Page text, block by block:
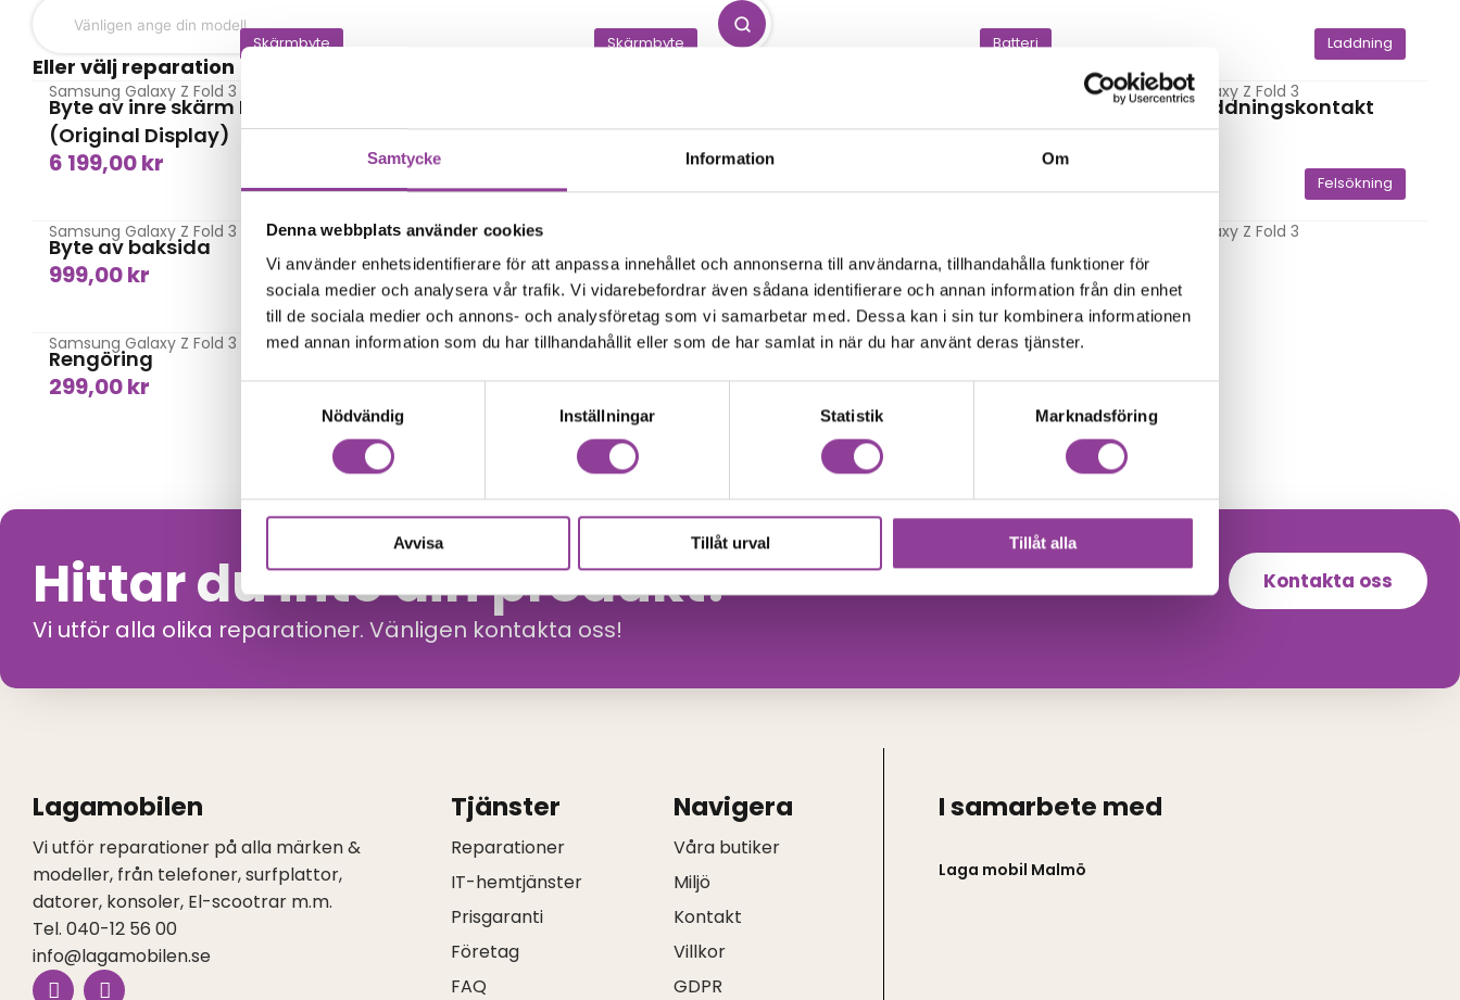
Samtycke Information Om
Denna webbplats använder cookies
Vi använder enhetsidentifierare för att anpassa innehållet och annonserna till användarna, tillhandahålla funktioner för
sociala medier och analysera vår trafik. Vi vidarebefordrar även sådana identifierare och annan information från din enhet
till de sociala medier och annons- och analysföretag som vi samarbetar med. Dessa kan i sin tur kombinera informationen
med annan information som du har tillhandahållit eller som de har samlat in när du har använt deras tjänster.
Nödvändig
Inställningar Statistik Marknadsföring
Avvisa Tillåt urval Tillåt alla
Eller välj reparation
Skärmbyte
Samsung Galaxy Z Fold 3
Byte av inre skärm Kvalité A
(Original Display)
6 199,00kr
Skärmbyte
(Original Display)
2 599,00
Batteri
1 299,00kr
Laddning
Samsung Galaxy Z Fold 3
Byte av laddningskontakt
999,00kr
Baksida
Samsung Galaxy Z Fold 3
Byte av baksida
999,00kr
Samsung Galaxy Z Fold 3
1 499,00kr 1 699,00kr
Felsökning
Samsung Galaxy Z Fold 3
299,00
Rengöring
Samsung Galaxy Z Fold 3
Rengöring
299,00kr
Vattenskada
Samsung Galaxy Z Fold 3
499,00kr
Data recovery
Samsung Galaxy Z Fold 3
799,00kr
Hittar du inte din produkt?
Vi utför alla olika reparationer. Vänligen kontakta oss!
Kontakta oss
Lagamobilen
Vi utför reparationer på alla märken &
modeller, från telefoner, surfplattor,
datorer, konsoler, El-scootrar m.m.
Tel. 040-12 56 00
info@lagamobilen.se
I F
Tjänster
Reparationer
IT-hemtjänster
Prisgaranti
Företag
FAQ
Navigera
Våra butiker
Miljö
Kontakt
Villkor
GDPR
I samarbete med
Laga mobil Malmö